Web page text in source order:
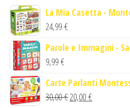
La Mia Casetta -
24,99 €
Parole e Immagini -
9,99 €
Carte Parlanti
30,00€Il
20,00 €